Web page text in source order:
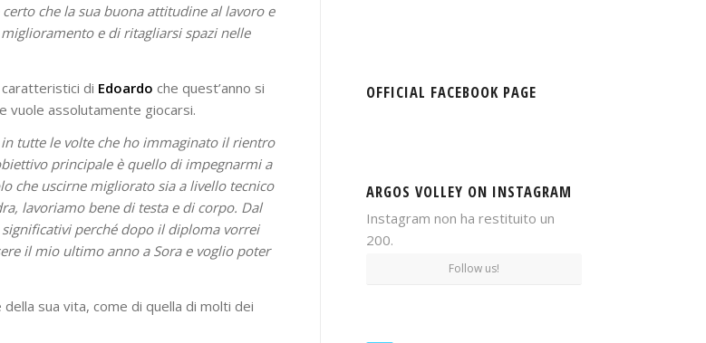
che la sua buona attitudine al lavoro e
e di ritagliarsi spazi nelle
di Edoardo che quest’anno si
vuole assolutamente giocarsi.
tutte le volte che ho immaginato il rientro
principale è quello di impegnarmi a
che uscirne migliorato sia a livello tecnico
lavoriamo bene di testa e di corpo. Dal
perché dopo il diploma vorrei
il mio ultimo anno a Sora e voglio poter
sua vita, come di quella di molti dei
OFFICIAL FACEBOOK PAGE
ARGOS VOLLEY ON INSTAGRAM
Instagram non ha restituito un
200.
Follow us!